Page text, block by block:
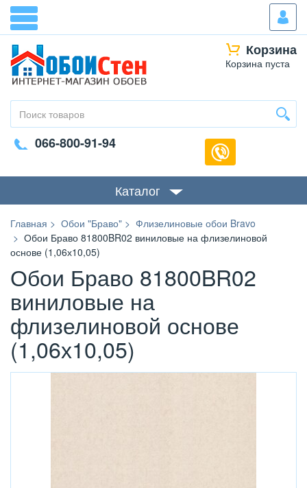
Корзина
Корзина пуста
066-800-91-94
Каталог
Главная Обои "Браво"
Флизелиновые обои Bravo
Обои Браво 81800BR02 виниловые на флизелиновой
основе (1,06х10,05)
Обои Браво 81800BR02
виниловые на
флизелиновой основе
(1,06х10,05)